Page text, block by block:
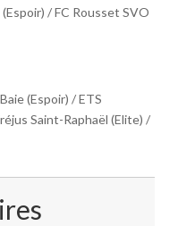
/ FC Rousset SVO
(Espoir) / ETS
Saint-Raphaël (Elite) /